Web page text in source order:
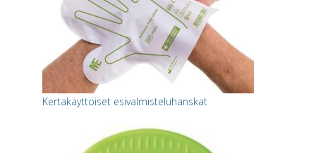
Kertakäyttöiset esivalmisteluhanskat